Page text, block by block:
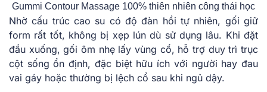
Gummi Contour Massage 100% thiên nhiên công thái học
Nhờ cấu trúc cao su có độ đàn hồi tự nhiên, gối giữ
form rất tốt, không bị xẹp lún dù sử dụng lâu. Khi đặt
đầu xuống, gối ôm nhẹ lấy vùng cổ, hỗ trợ duy trì trục
cột sống ổn định, đặc biệt hữu ích với người hay đau
vai gáy hoặc thường bị lệch cổ sau khi ngủ dậy.